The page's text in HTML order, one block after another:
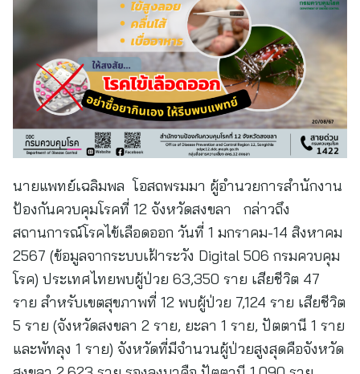
นายแพทย์เฉลิมพล โอสถพรมมา ผู้อำนวยการสำนักงาน
ป้องกันควบคุมโรคที่ 12 จังหวัดสงขลา กล่าวถึง
สถานการณ์โรคไข้เลือดออก วันที่ 1 มกราคม-14 สิงหาคม
2567 (ข้อมูลจากระบบเฝ้าระวัง Digital 506 กรมควบคุม
โรค) ประเทศไทยพบผู้ป่วย 63,350 ราย เสียชีวิต 47
ราย สำหรับเขตสุขภาพที่ 12 พบผู้ป่วย 7,124 ราย เสียชีวิต
5 ราย (จังหวัดสงขลา 2 ราย, ยะลา 1 ราย, ปัตตานี 1 ราย
และพัทลุง 1 ราย) จังหวัดที่มีจำนวนผู้ป่วยสูงสุดคือจังหวัด